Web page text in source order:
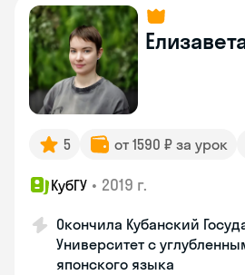
5 от 1590 ₽ за урок
КубГУ • 2019 г.
Окончила Кубанский
Университет с
японского языка